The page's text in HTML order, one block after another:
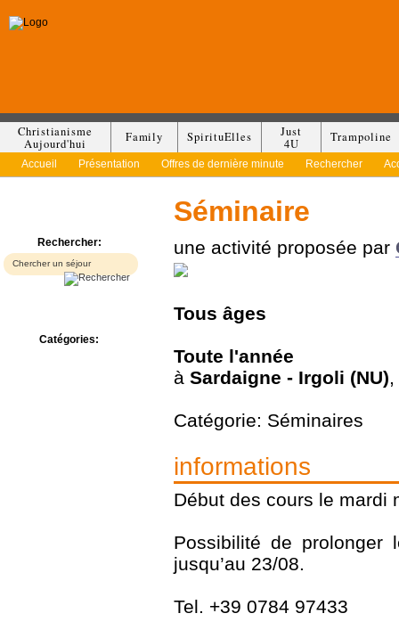
Christianisme
Aujourd'hui
Family SpirituElles
Just
4U
Trampoline
Accueil Présentation Offres de dernière minute Rechercher
Rechercher:
Catégories:
Séminaire
une activité proposée par
Tous âges
Toute l'année
à Sardaigne - Irgoli (NU),
Catégorie: Séminaires
informations
Début des cours le mardi
Possibilité de prolonger
jusqu’au 23/08.
Tel. +39 0784 97433